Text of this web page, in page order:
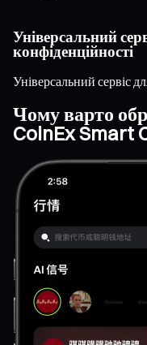
Універсальний
конфіденційності
Універсальний сервіс
Чому варто
CoinEx Smart